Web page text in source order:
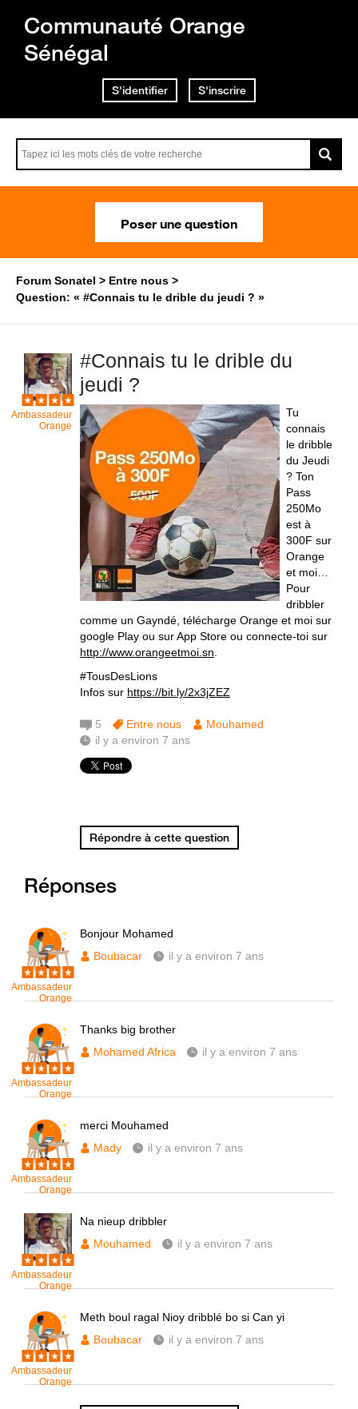
Communauté Orange
Sénégal
S'identifier S'inscrire
Poser une question
Forum Sonatel
Entre nous
Question: « #Connais tu le drible du jeudi ? »
#Connais tu le drible du
jeudi ?
Tu
connais
le dribble
du Jeudi
? Ton
Pass
250Mo
est à
300F sur
Orange
et moi…
Pour
dribbler
comme un Gayndé, télécharge Orange et moi sur
google Play ou sur App Store ou connecte-toi sur
http://www.orangeetmoi.sn
#TousDesLions
Infos sur https://bit.ly/2x3jZEZ
Ambassadeur
Orange
5 Entre nous
Mouhamed
il y a environ 7 ans
Répondre à cette question
Réponses
Ambassadeur
Orange
Bonjour Mohamed
Boubacar
il y a environ 7 ans
Ambassadeur
Orange
Thanks big brother
Mohamed Africa
il y a environ 7 ans
Ambassadeur
Orange
merci Mouhamed
Mady
il y a environ 7 ans
Ambassadeur
Orange
Na nieup dribbler
Mouhamed
il y a environ 7 ans
Ambassadeur
Orange
Meth boul ragal Nioy dribblé bo si Can yi
Boubacar
il y a environ 7 ans